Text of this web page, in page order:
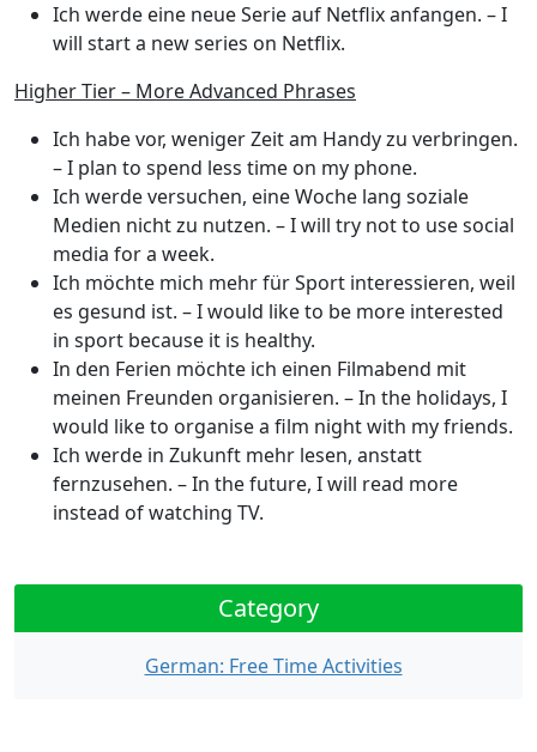
Ich werde eine neue Serie auf Netflix anfangen. – I
will start a new series on Netflix.
Higher Tier – More Advanced Phrases
Ich habe vor, weniger Zeit am Handy zu verbringen.
– I plan to spend less time on my phone.
Ich werde versuchen, eine Woche lang soziale
Medien nicht zu nutzen. – I will try not to use social
media for a week.
Ich möchte mich mehr für Sport interessieren, weil
es gesund ist. – I would like to be more interested
in sport because it is healthy.
In den Ferien möchte ich einen Filmabend mit
meinen Freunden organisieren. – In the holidays, I
would like to organise a film night with my friends.
Ich werde in Zukunft mehr lesen, anstatt
fernzusehen. – In the future, I will read more
instead of watching TV.
Category
German: Free Time Activities